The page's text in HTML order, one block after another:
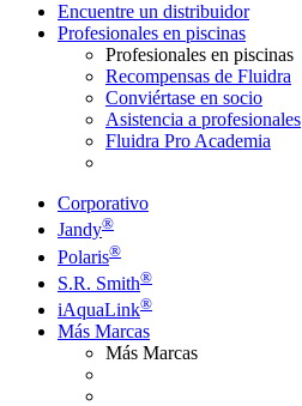
Encuentre un distribuidor
Profesionales en piscinas
Profesionales en piscinas
Recompensas de Fluidra
Conviértase en socio
Asistencia a profesionales
Fluidra Pro Academia
Corporativo
Jandy®
Polaris®
S.R. Smith®
iAquaLink®
Más Marcas
Más Marcas